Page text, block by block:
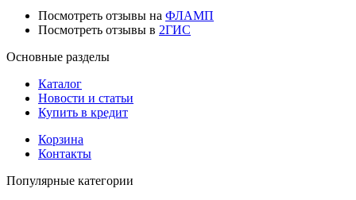
Посмотреть отзывы на ФЛАМП
Посмотреть отзывы в 2ГИС
Основные разделы
Каталог
Новости и статьи
Купить в кредит
Корзина
Контакты
Популярные категории